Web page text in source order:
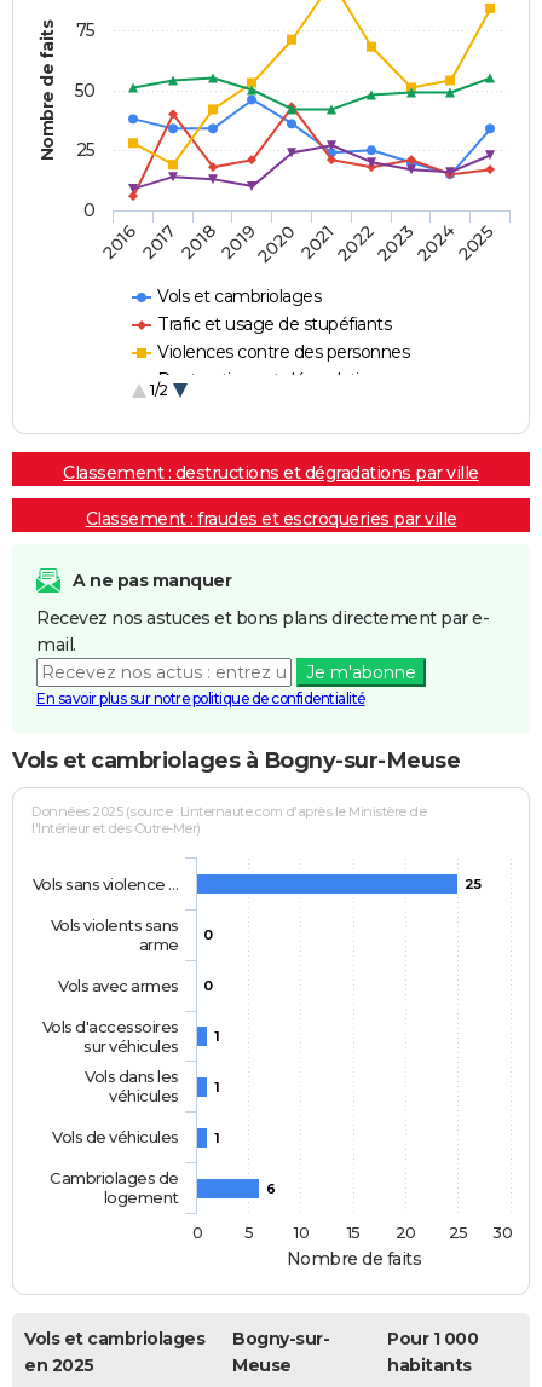
Nombre de faits
Vols et cambriolages
Trafic et usage de stupéfiants
Violences contre des personnes
Destructions et dégradations
1/2
2016201720182019202020212022202320242025
0
25
50
75
Classement : destructions et dégradations par ville
Classement : fraudes et escroqueries par ville
A ne pas manquer
Recevez nos astuces et bons plans directement par e-
mail.
Je m'abonne
En savoir plus sur notre politique de confidentialité
Vols et cambriolages à Bogny-sur-Meuse
Nombre de faits
Données 2025 (source : Linternaute.com d'après le Ministère de
l'Intérieur et des Outre-Mer)
25
0
0
1
1
1
6
Vols sans violence …
Vols violents sans
arme
Vols avec armes
Vols d'accessoires
sur véhicules
Vols dans les
véhicules
Vols de véhicules
Cambriolages de
logement
0
5 10 15 20 25 30
Vols et cambriolages
en 2025
Bogny-sur-
Meuse
Pour 1 000
habitants